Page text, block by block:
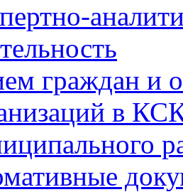
граждан и
в